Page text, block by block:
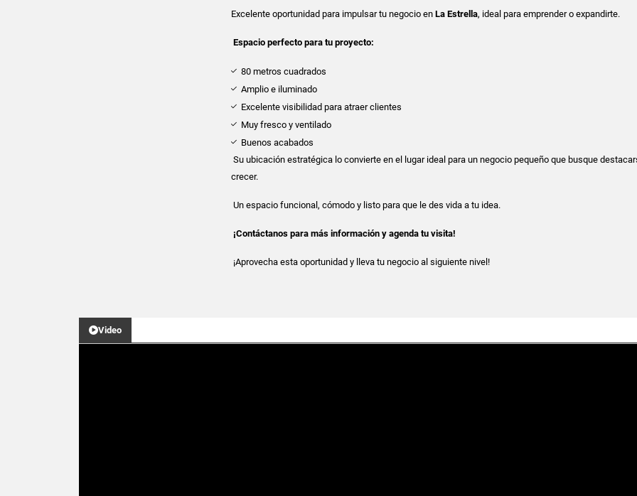
Excelente oportunidad para impulsar tu negocio enLa Estrella, ideal para emprender o expandirte.
Espacio perfecto para tu proyecto:
80 metros cuadrados
Amplio e iluminado
Excelente visibilidad para atraer clientes
Muy fresco y ventilado
Buenos acabados
Su ubicación estratégica lo convierte en el lugar ideal para un negocio pequeño que busque
crecer.
Un espacio funcional, cómodo y listo para que le des vida a tu idea.
¡Contáctanos para más información y agenda tu visita!
¡Aprovecha esta oportunidad y lleva tu negocio al siguiente nivel!
Video